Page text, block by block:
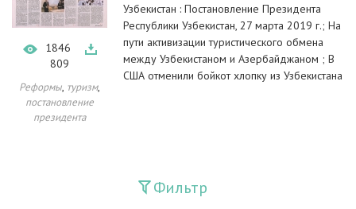
1846
809
Реформы, туризм,
постановление
президента
Узбекистан : Постановление Президента
Республики Узбекистан, 27 марта 2019 г.; На
пути активизации туристического обмена
между Узбекистаном и Азербайджаном ; В
США отменили бойкот хлопку из Узбекистана
Фильтр